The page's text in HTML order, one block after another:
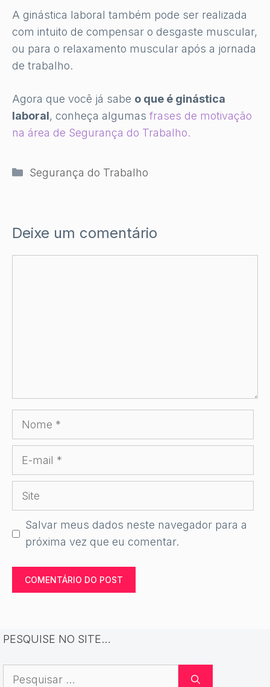
A ginástica laboral também pode ser realizada
com intuito de compensar o desgaste muscular,
ou para o relaxamento muscular após a jornada
de trabalho.
Agora que você já sabe o que é ginástica
laboral, conheça algumas frases de motivação
na área de Segurança do Trabalho.
Categorias
Segurança do Trabalho
Deixe um comentário
Nome
Site
Salvar meus dados neste navegador para a
próxima vez que eu comentar.
PESQUISE NO SITE…
Pesquisar